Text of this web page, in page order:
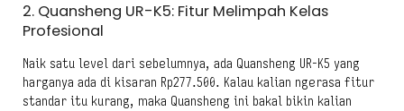
2. Quansheng UR-K5: Fitur Melimpah Kelas
Profesional
Naik satu level dari sebelumnya, ada Quansheng UR-K5 yang
harganya ada di kisaran Rp277.500. Kalau kalian ngerasa fitur
standar itu kurang, maka Quansheng ini bakal bikin kalian